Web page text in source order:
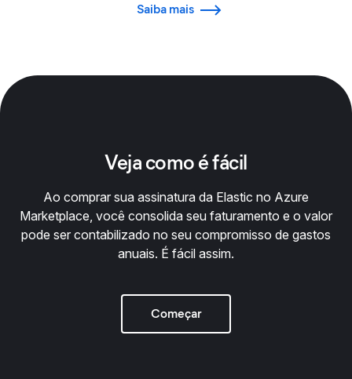
Saiba mais
Veja como é fácil
Ao comprar sua assinatura da Elastic no Azure
Marketplace, você consolida seu faturamento e o valor
pode ser contabilizado no seu compromisso de gastos
anuais. É fácil assim.
Começar